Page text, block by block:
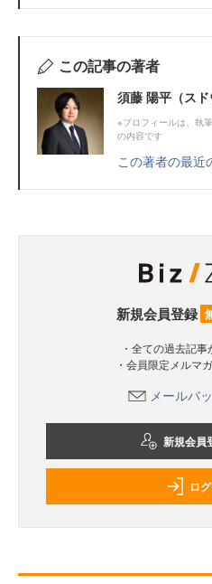
この記事の著者
須藤 陽平（スド
※プロフィールは、執
の内容です
この著者の最近
新規会員登録
・全ての過去記
・会員限定メルマ
メールバ
新規会員
ロ